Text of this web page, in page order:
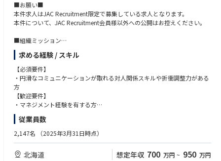
■お願い■
本件求人はJAC Recruitment限定で募集している求人となります。
本件について、JAC Recruitment会員様以外への公開はお控えください。
■組織ミッション
総務課のミッション（目指すところ）は以下の通りです。
・「守る総務課」:安全対策の更なる向上と内部統制推進をリードする。
・「攻める総務課」:地域貢献と認知向上につながる活動に積極的に関わ
る。
・「寄り添う総務課」：各課室に寄り添い、耳を傾け、やりがい向上に寄
与する。
総務課の重点活動である以下の業務を推進していく役割を担っていただき
ます。
・製油所の地域貢献・認知度向上活動の推進
⇒人事課など他課とプロジェクトを組んで推進しており、各種イベント
や所内見学者向けの内容充実など
求める経験 / スキル
【必須要件】
・円滑なコミュニケーションが取れる対人関係スキルや折衝調整力がある
方
【歓迎要件】
・マネジメント経験を有する方
・プロジェクト推進責任者経験をお持ちの方
・建設・設備・建屋改修等に関する業務のご経験がある方
・建設プロジェクトにおける関係者調整のご経験がある方
従業員数
2,147名 （2025年3月31日時点）
北海道 想定年収 700 万円 ~ 950 万円